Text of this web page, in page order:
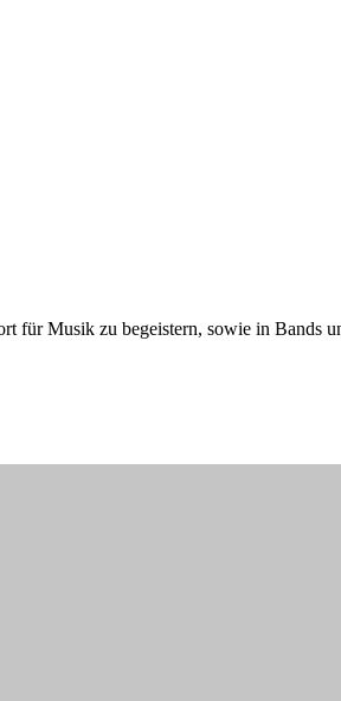
für Musik zu begeistern, sowie in Bands